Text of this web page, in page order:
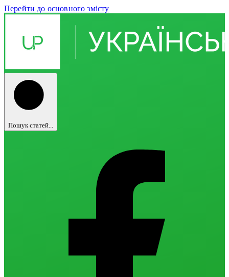
Перейти до основного змісту
Пошук статей...